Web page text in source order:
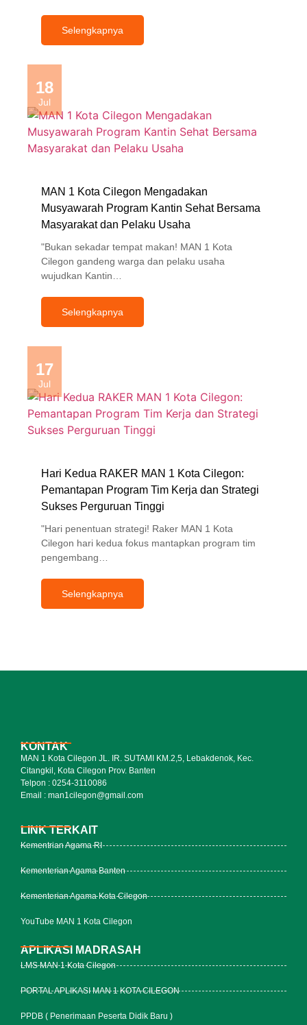
Selengkapnya
18
Jul
MAN 1 Kota Cilegon Mengadakan
Musyawarah Program Kantin Sehat Bersama
Masyarakat dan Pelaku Usaha
"Bukan sekadar tempat makan! MAN 1 Kota
Cilegon gandeng warga dan pelaku usaha
wujudkan Kantin…
Selengkapnya
17
Jul
Hari Kedua RAKER MAN 1 Kota Cilegon:
Pemantapan Program Tim Kerja dan Strategi
Sukses Perguruan Tinggi
"Hari penentuan strategi! Raker MAN 1 Kota
Cilegon hari kedua fokus mantapkan program tim
pengembang…
Selengkapnya
KONTAK
MAN 1 Kota Cilegon JL. IR. SUTAMI KM.2,5, Lebakdenok, Kec.
Citangkil, Kota Cilegon Prov. Banten
Telpon : 0254-3110086
Email : man1cilegon@gmail.com
LINK TERKAIT
Kementrian Agama RI
Kementerian Agama Banten
Kementerian Agama Kota Cilegon
YouTube MAN 1 Kota Cilegon
APLIKASI MADRASAH
LMS MAN 1 Kota Cilegon
PORTAL APLIKASI MAN 1 KOTA CILEGON
PPDB ( Penerimaan Peserta Didik Baru )